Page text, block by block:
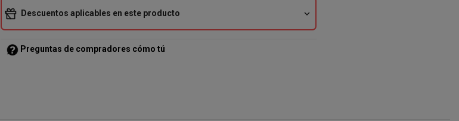
Descuentos aplicables en este producto expand_more
Preguntas de compradores cómo tú